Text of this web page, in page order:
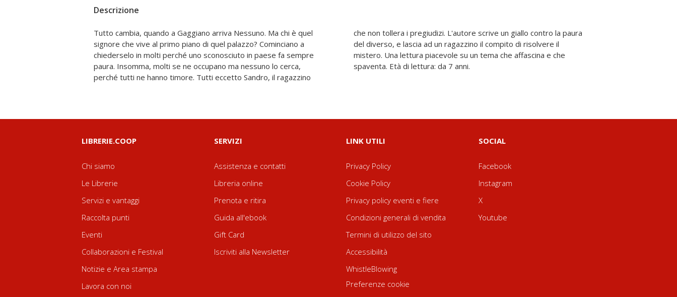
Descrizione
Tutto cambia, quando a Gaggiano arriva Nessuno. Ma chi è quel
signore che vive al primo piano di quel palazzo? Cominciano a
chiederselo in molti perché uno sconosciuto in paese fa sempre
paura. Insomma, molti se ne occupano ma nessuno lo cerca,
perché tutti ne hanno timore. Tutti eccetto Sandro, il ragazzino
che non tollera i pregiudizi. L'autore scrive un giallo contro la paura
del diverso, e lascia ad un ragazzino il compito di risolvere il
mistero. Una lettura piacevole su un tema che affascina e che
spaventa. Età di lettura: da 7 anni.
LIBRERIE.COOP
Chi siamo
Le Librerie
Servizi e vantaggi
Raccolta punti
Eventi
Collaborazioni e Festival
Notizie e Area stampa
Lavora con noi
SERVIZI
Assistenza e contatti
Libreria online
Prenota e ritira
Guida all'ebook
Gift Card
Iscriviti alla Newsletter
LINK UTILI
Privacy Policy
Cookie Policy
Privacy policy eventi e fiere
Condizioni generali di vendita
Termini di utilizzo del sito
Accessibilità
WhistleBlowing
Preferenze cookie
SOCIAL
Facebook
Instagram
X
Youtube